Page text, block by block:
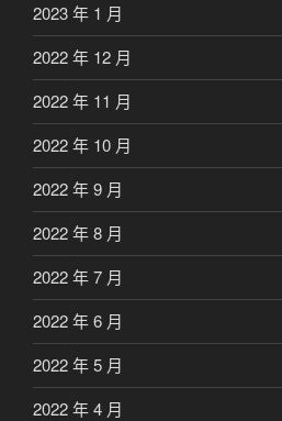
2023 年 1 月
2022 年 12 月
2022 年 11 月
2022 年 10 月
2022 年 9 月
2022 年 8 月
2022 年 7 月
2022 年 6 月
2022 年 5 月
2022 年 4 月